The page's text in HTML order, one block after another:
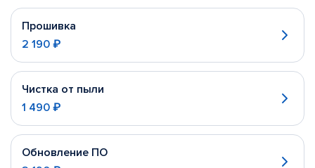
Прошивка
2 190 ₽
Чистка от пыли
1 490 ₽
Обновление ПО